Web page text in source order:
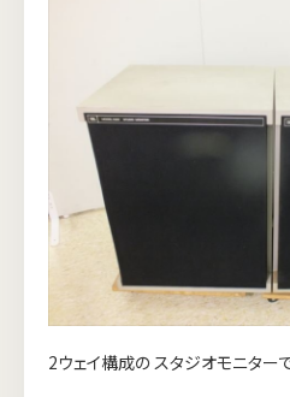
2ウェイ構成の スタジオモニターで